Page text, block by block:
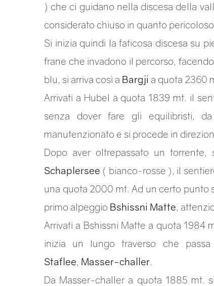
) che ci guidano nella discesa della
considerato chiuso in quanto
Si inizia quindi la faticosa discesa su
frane che invadono il percorso,
blu, si arriva così a Bargji a quota 2360
Arrivati a Hubel a quota 1839 mt. il
senza dover fare gli equilibristi,
manutenzionato e si procede in
Dopo aver oltrepassato un
Schaplersee ( bianco-rosse ), il
una quota 2000 mt. Ad un certo punto
primo alpeggio Bshissni Matte,
Arrivati a Bshissni Matte a quota
inizia un lungo traverso che
Staflee, Masser-challer.
Da Masser-challer a quota 1885 mt.